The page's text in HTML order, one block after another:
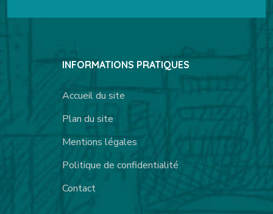
INFORMATIONS PRATIQUES
Accueil du site
Plan du site
Mentions légales
Politique de confidentialité
Contact